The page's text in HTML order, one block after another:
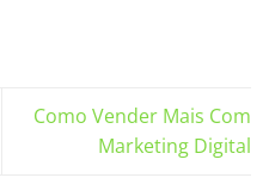
Como Vender Mais Com
Marketing Digital